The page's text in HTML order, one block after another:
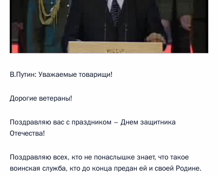
В.Путин: Уважаемые товарищи!
Дорогие ветераны!
Поздравляю вас с праздником – Днем защитника
Отечества!
Поздравляю всех, кто не понаслышке знает, что такое
воинская служба, кто до конца предан ей и своей Родине.